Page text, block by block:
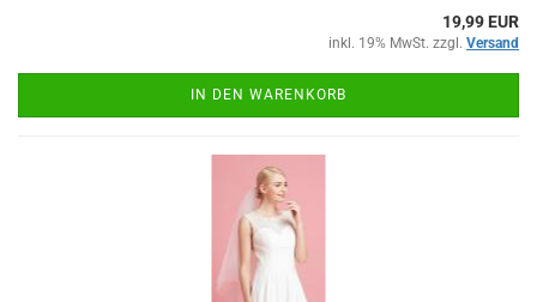
19,99 EUR
inkl. 19% MwSt. zzgl. Versand
IN DEN WARENKORB